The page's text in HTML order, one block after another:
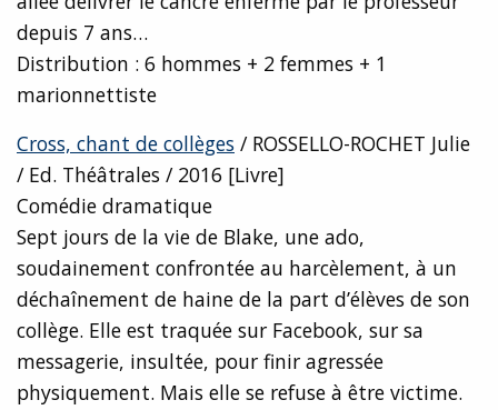
depuis 7 ans…
Distribution : 6 hommes + 2 femmes + 1
marionnettiste
Cross, chant de collèges / ROSSELLO-ROCHET Julie
/ Ed. Théâtrales / 2016 [Livre]
Comédie dramatique
Sept jours de la vie de Blake, une ado,
soudainement confrontée au harcèlement, à un
déchaînement de haine de la part d’élèves de son
collège. Elle est traquée sur Facebook, sur sa
messagerie, insultée, pour finir agressée
physiquement. Mais elle se refuse à être victime.